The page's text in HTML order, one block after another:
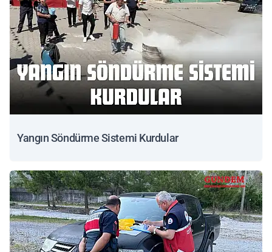
Yangın Söndürme Sistemi Kurdular